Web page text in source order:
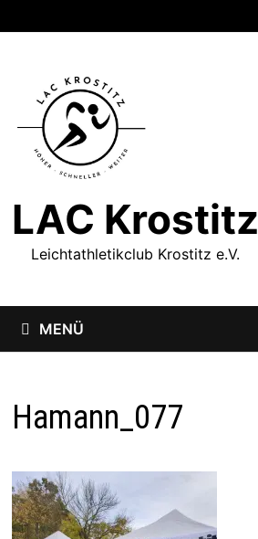
Inhalt
LAC Krostitz
Leichtathletikclub Krostitz e.V.
MENÜ
Hamann_077